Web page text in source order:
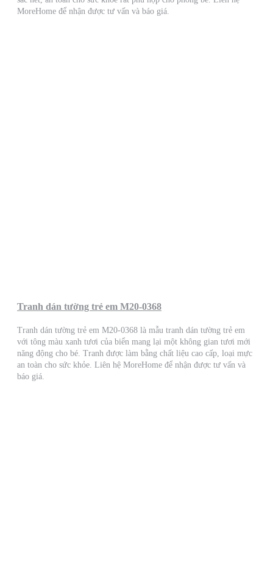
MoreHome để nhận được tư vấn và báo giá.
Tranh dán tường trẻ em M20-0368
Tranh dán tường trẻ em M20-0368 là mẫu tranh dán tường trẻ em
với tông màu xanh tươi của biển mang lại một không gian tươi mới
năng động cho bé. Tranh được làm bằng chất liệu cao cấp, loại mực
an toàn cho sức khỏe. Liên hệ MoreHome để nhận được tư vấn và
báo giá.